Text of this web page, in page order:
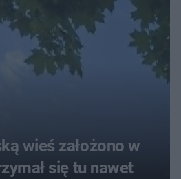
wieś założono w
się tu nawet